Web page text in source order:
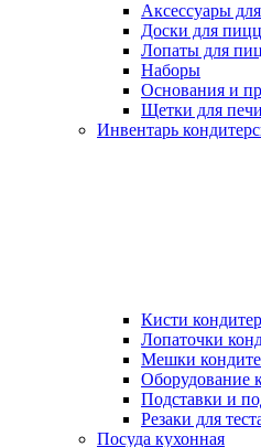
Аксессуары
Доски для
Лопаты для
Наборы
Основания и
Щетки для печи
Инвентарь
Кисти
Лопаточки
Мешки
Оборудование
Подставки и
Резаки для
Посуда кухонная